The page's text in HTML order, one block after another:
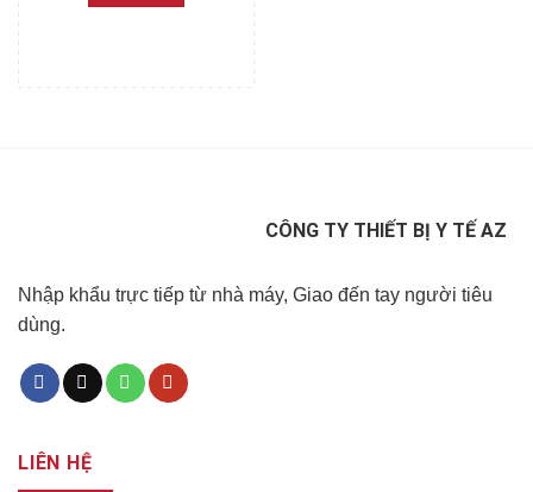
CÔNG TY THIẾT BỊ Y TẾ AZ
Nhập khẩu trực tiếp từ nhà máy, Giao đến tay người tiêu
dùng.
LIÊN HỆ